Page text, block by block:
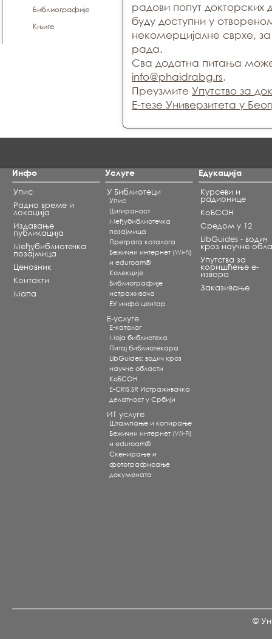
Библиографије
Књиге
радови попут докторских
буду доступни у
некомерцијалне сврхе,
рада.
Сва додатна питања
info@phaidrabg.rs.
Преузмите Упутство за
Е-тезе Универзитета у
Инфо
Упис
Радно време и
локација
Издавање
публикација
Међубиблиотечка
позајмица
Ценовник
Контакти
Мапа
Услуге
У Библиотеци
Упис
Цитираност
Међубиблиотечка
позајмица
Претрага каталога
Бежични интернет (Wi-Fi)
и eduroam®
Koлекције
Библиографије
истраживача
ЕУ инфо центар
Е-услуге
Е-каталог
Моја библиотека
Питај библиотекара
LibGuides: водич кроз
научне области
КоБСОН
E-CRIS.SR Истраживачка
делатност у Србији
ИТ услуге
Штампање и копирање
Бежични интернет (Wi-Fi)
и eduroam®
Скенирање и
фотографисање
докумената
Едукација
Курсеви и
радионице
КоБСОН
Средом у 12
LibGuides - водич
кроз научне
Упутства за
коришћење е-
извора
Заказивање
©